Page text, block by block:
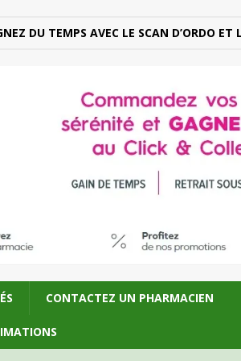
DU TEMPS AVEC LE SCAN D’ORDO ET
CONTACTEZ UN PHARMACIEN